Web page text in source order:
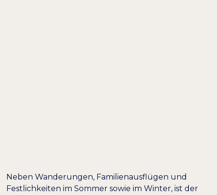
Neben Wanderungen, Familienausflügen und
Festlichkeitenim Sommer sowieim Winter, ist der